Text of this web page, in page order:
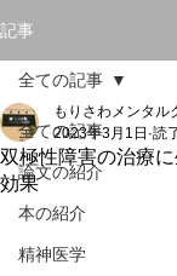
記事
全ての記事
論文の紹介
本の紹介
精神医学
全ての記事
双極性障害の治療
効果
もりさわメンタル
2023年3月1日 読